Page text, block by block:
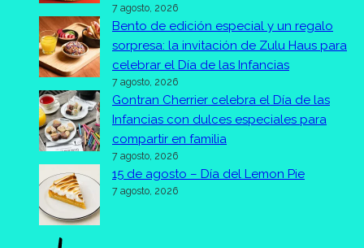
7 agosto, 2026
Bento de edición especial y un regalo
sorpresa: la invitación de Zulu Haus para
celebrar el Día de las Infancias
7 agosto, 2026
Gontran Cherrier celebra el Día de las
Infancias con dulces especiales para
compartir en familia
7 agosto, 2026
15 de agosto – Día del Lemon Pie
7 agosto, 2026